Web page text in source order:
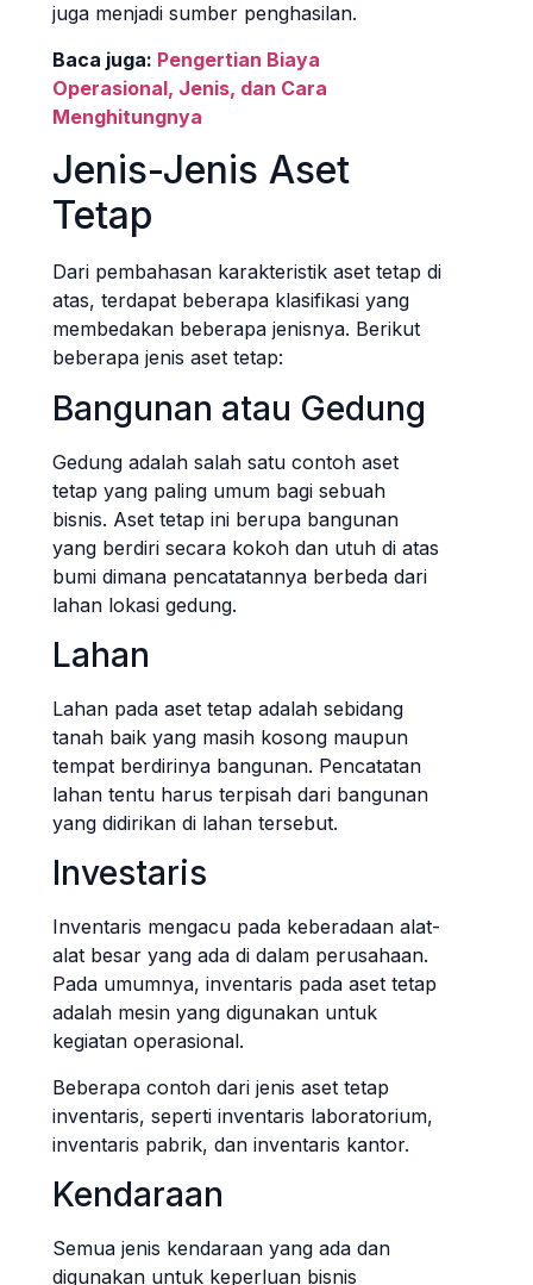
juga menjadi sumber penghasilan.
Baca juga: Pengertian Biaya
Operasional, Jenis, dan Cara
Menghitungnya
Jenis-Jenis Aset
Tetap
Dari pembahasan karakteristik aset tetap di
atas, terdapat beberapa klasifikasi yang
membedakan beberapa jenisnya. Berikut
beberapa jenis aset tetap:
Bangunan atau Gedung
Gedung adalah salah satu contoh aset
tetap yang paling umum bagi sebuah
bisnis. Aset tetap ini berupa bangunan
yang berdiri secara kokoh dan utuh di atas
bumi dimana pencatatannya berbeda dari
lahan lokasi gedung.
Lahan
Lahan pada aset tetap adalah sebidang
tanah baik yang masih kosong maupun
tempat berdirinya bangunan. Pencatatan
lahan tentu harus terpisah dari bangunan
yang didirikan di lahan tersebut.
Investaris
Inventaris mengacu pada keberadaan alat-
alat besar yang ada di dalam perusahaan.
Pada umumnya, inventaris pada aset tetap
adalah mesin yang digunakan untuk
kegiatan operasional.
Beberapa contoh dari jenis aset tetap
inventaris, seperti inventaris laboratorium,
inventaris pabrik, dan inventaris kantor.
Kendaraan
Semua jenis kendaraan yang ada dan
digunakan untuk keperluan bisnis